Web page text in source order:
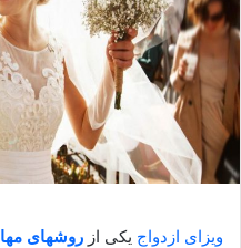
ویزای ازدواج یکی از روشهای